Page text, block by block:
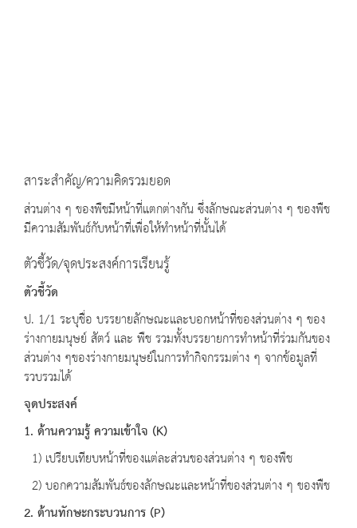
สาระสำคัญ/ความคิดรวมยอด
ส่วนต่าง ๆ ของพืชมีหน้าที่แตกต่างกัน ซึ่งลักษณะส่วนต่าง ๆ ของพืช
มีความสัมพันธ์กับหน้าที่เพื่อให้ทำหน้าที่นั้นได้
ตัวชี้วัด/จุดประสงค์การเรียนรู้
ตัวชี้วัด
ป. 1/1 ระบุชื่อ บรรยายลักษณะและบอกหน้าที่ของส่วนต่าง ๆ ของ
ร่างกายมนุษย์ สัตว์ และ พืช รวมทั้งบรรยายการทำหน้าที่ร่วมกันของ
ส่วนต่าง ๆของร่างกายมนุษย์ในการทำกิจกรรมต่าง ๆ จากข้อมูลที่
รวบรวมได้
จุดประสงค์
1. ด้านความรู้ ความเข้าใจ (K)
1) เปรียบเทียบหน้าที่ของแต่ละส่วนของส่วนต่าง ๆ ของพืช
2) บอกความสัมพันธ์ของลักษณะและหน้าที่ของส่วนต่าง ๆ ของพืช
2. ด้านทักษะกระบวนการ (P)